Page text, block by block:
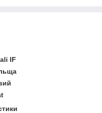
IF